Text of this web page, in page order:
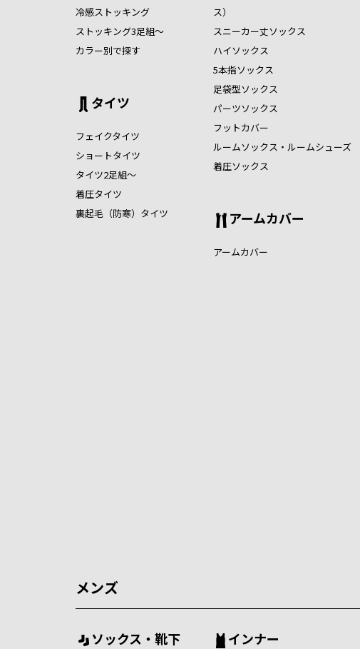
冷感ストッキング
ストッキング3足組～
カラー別で探す
タイツ
フェイクタイツ
ショートタイツ
タイツ2足組～
着圧タイツ
裏起毛（防寒）タイツ
ス）
スニーカー丈ソックス
ハイソックス
5本指ソックス
足袋型ソックス
パーツソックス
フットカバー
ルームソックス・ルームシューズ
着圧ソックス
アームカバー
アームカバー
メンズ
ソックス・靴下 インナー